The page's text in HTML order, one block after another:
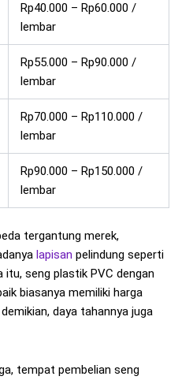
Rp40.000 – Rp60.000 /
lembar
Rp55.000 – Rp90.000 /
lembar
Rp70.000 – Rp110.000 /
lembar
Rp90.000 – Rp150.000 /
lembar
tergantung merek,
lapisan pelindung seperti
itu, seng plastik PVC dengan
biasanya memiliki harga
daya tahannya juga
tempat pembelian seng